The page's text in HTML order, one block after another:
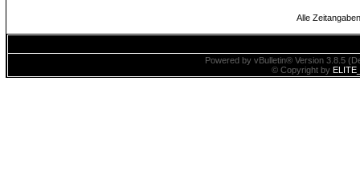
Alle
Powered by vBulletin® Version 3.8.5
© Copyright by